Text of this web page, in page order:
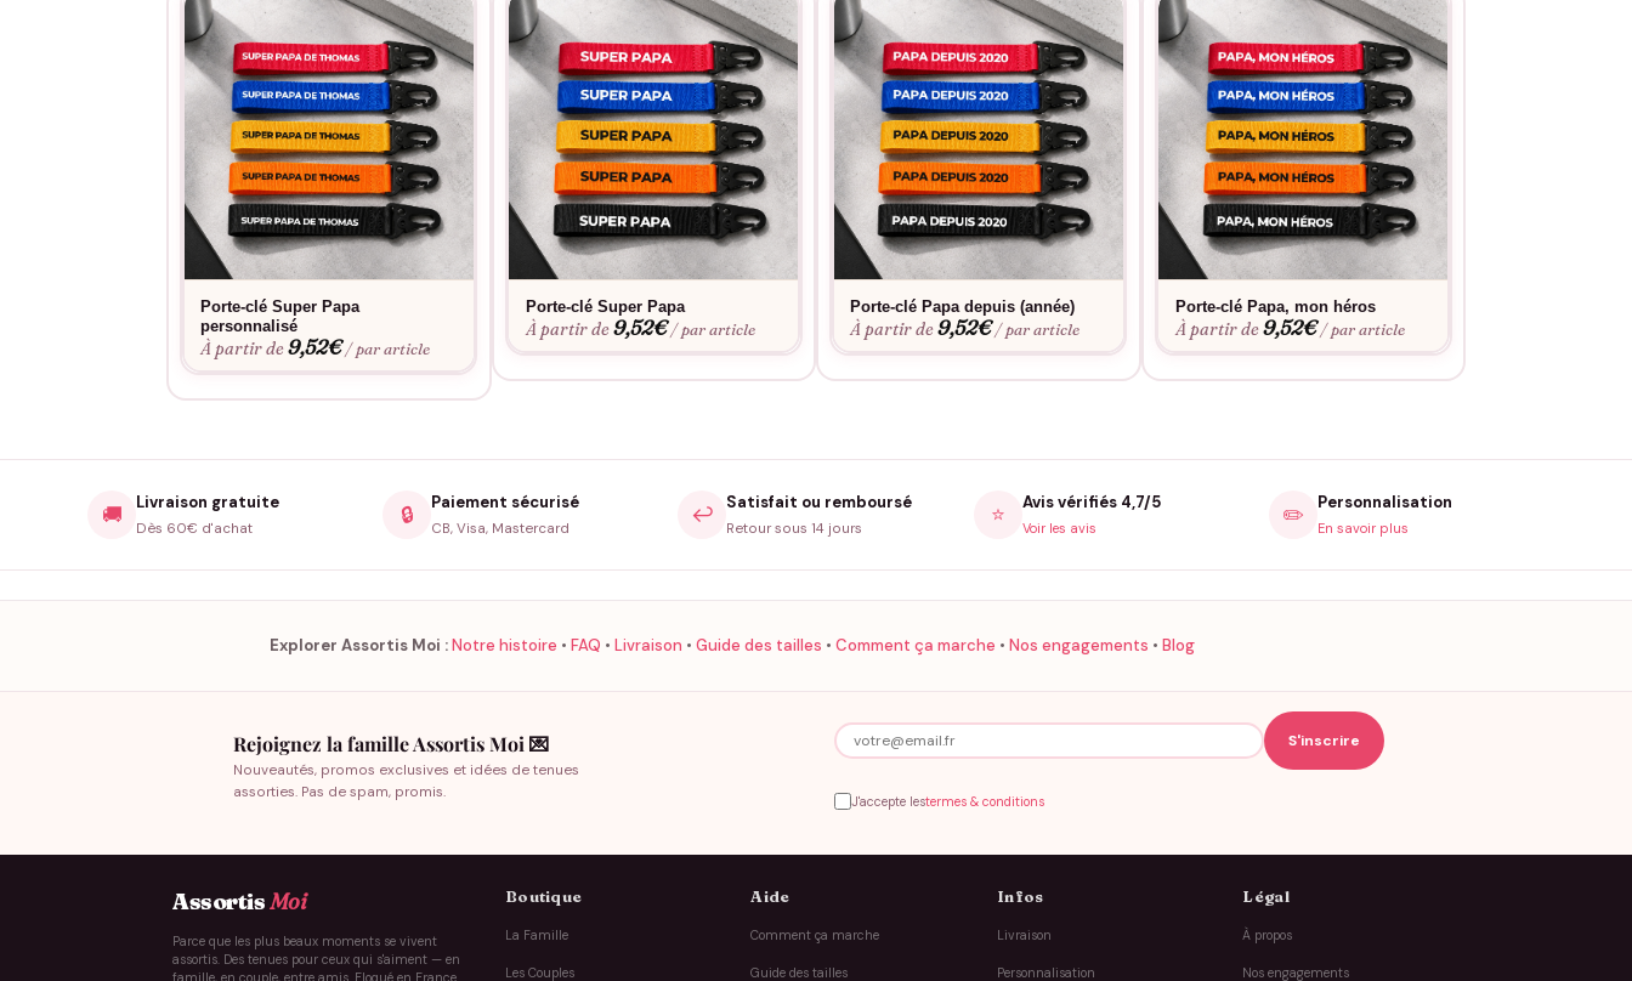
Porte-clé Super Papa
personnalisé
À partir de9,52€ / par article
Porte-clé Super Papa
À partir de9,52€ / par article
Porte-clé Papa depuis (année)
À partir de9,52€ / par article
Porte-clé Papa, mon héros
À partir de9,52€ / par article
🚚 Livraison gratuite
Dès 60€ d'achat
🔒 Paiement sécurisé
CB, Visa, Mastercard
↩️ Satisfait ou remboursé
Retour sous 14 jours
⭐ Avis vérifiés 4,7/5
Voir les avis ✏️ Personnalisation
En savoir plus
Explorer Assortis Moi :Notre histoire • FAQ • Livraison • Guide des tailles • Comment ça marche • Nos engagements • Blog
Rejoignez la famille Assortis Moi 💌
Nouveautés, promos exclusives et idées de tenues
assorties. Pas de spam, promis.
J'accepte lestermes & conditions
AssortisMoi
Parce que les plus beaux moments se vivent
assortis. Des tenues pour ceux qui s'aiment — en
Boutique
La Famille
Les Couples
Aide
Comment ça marche
Guide des tailles
Infos
Livraison
Personnalisation
Légal
À propos
Nos engagements